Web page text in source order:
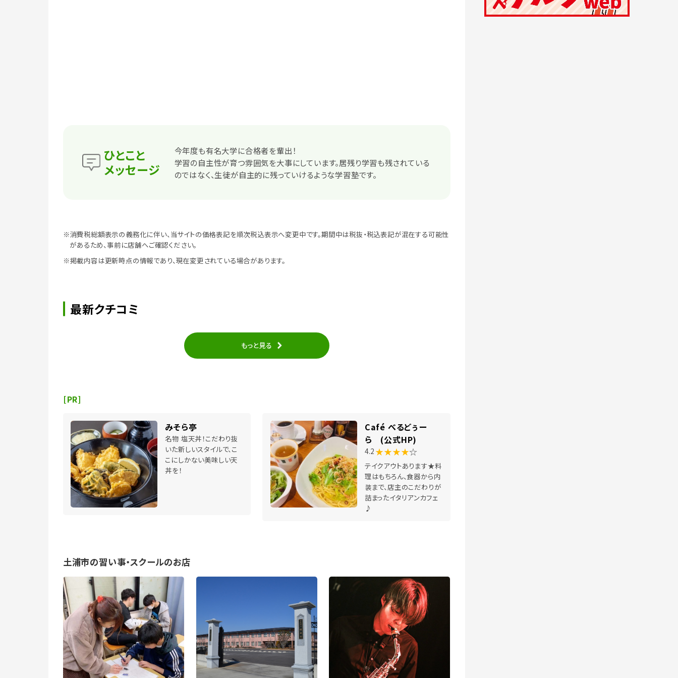
ひとこと
メッセージ
今年度も有名大学に合格者を輩出！
学習の自主性が育つ雰囲気を大事にしています。居残り学習も残されている
のではなく、生徒が自主的に残っていけるような学習塾です。
※消費税総額表示の義務化に伴い、当サイトの価格表記を順次税込表示へ変更中です。期間中は税抜・税込表記が混在する可能性
があるため、事前に店舗へご確認ください。
※掲載内容は更新時点の情報であり、現在変更されている場合があります。
最新クチコミ
もっと見る
[PR]
みそら亭
名物 塩天丼！こだわり抜
いた新しいスタイルで、こ
こにしかない美味しい天
丼を！
Café べるどぅー
ら (公式HP)
4.2 ★★★★☆
テイクアウトあります★料
理はもちろん、食器から内
装まで、店主のこだわりが
詰まったイタリアンカフェ
♪
土浦市の習い事・スクールのお店